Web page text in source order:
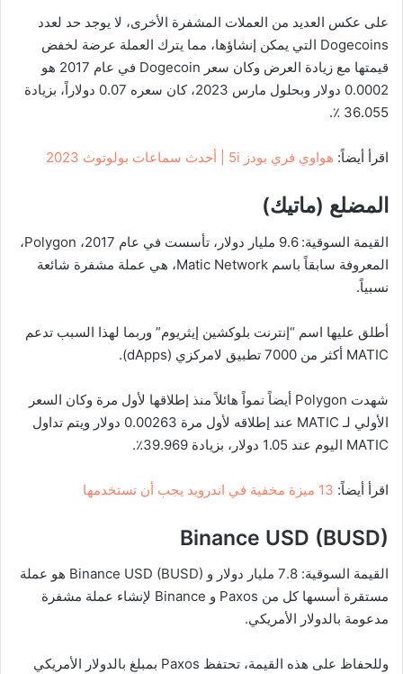
على عكس العديد من العملات المشفرة الأخرى، لا يوجد حد لعدد
Dogecoins التي يمكن إنشاؤها، مما يترك العملة عرضة لخفض
قيمتها مع زيادة العرض وكان سعر Dogecoin في عام 2017 هو
0.0002 دولار وبحلول مارس 2023، كان سعره 0.07 دولاراً، بزيادة
36.055 ٪.
اقرأ أيضاً: هواوي فري بودز 5i | أحدث سماعات بولوتوث 2023
المضلع (ماتيك)
القيمة السوقية: 9.6 مليار دولار، تأسست في عام 2017، Polygon،
المعروفة سابقاً باسم Matic Network، هي عملة مشفرة شائعة
نسبياً.
أطلق عليها اسم “إنترنت بلوكشين إيثريوم” وربما لهذا السبب تدعم
MATIC أكثر من 7000 تطبيق لامركزي (dApps).
شهدت Polygon أيضاً نمواً هائلاً منذ إطلاقها لأول مرة وكان السعر
الأولي لـ MATIC عند إطلاقه لأول مرة 0.00263 دولار ويتم تداول
MATIC اليوم عند 1.05 دولار، بزيادة 39.969٪.
اقرأ أيضاً: 13 ميزة مخفية في اندرويد يجب أن تستخدمها
Binance USD (BUSD)
القيمة السوقية: 7.8 مليار دولار و Binance USD (BUSD) هو عملة
مستقرة أسسها كل من Paxos و Binance لإنشاء عملة مشفرة
مدعومة بالدولار الأمريكي.
وللحفاظ على هذه القيمة، تحتفظ Paxos بمبلغ بالدولار الأمريكي